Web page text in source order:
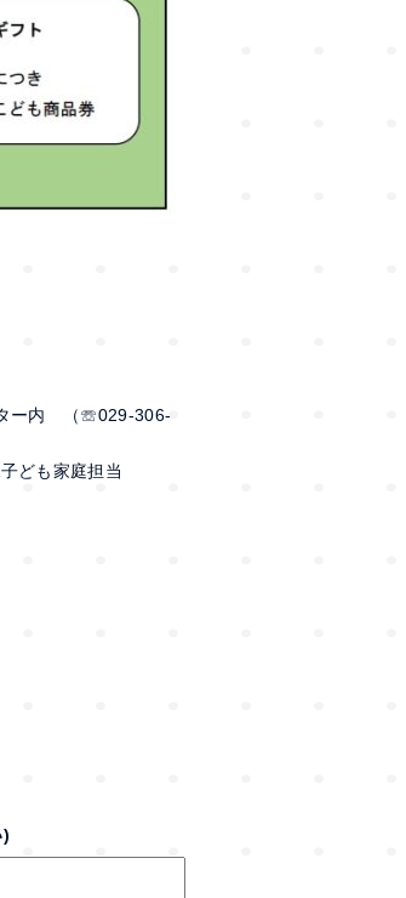
ター内 （☏029-306-
ども家庭担当